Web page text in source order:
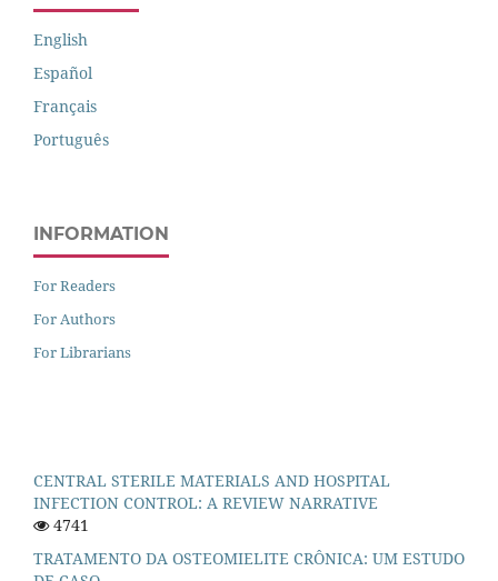
English
Español
Français
Português
INFORMATION
For Readers
For Authors
For Librarians
CENTRAL STERILE MATERIALS AND HOSPITAL
INFECTION CONTROL: A REVIEW NARRATIVE
4741
TRATAMENTO DA OSTEOMIELITE CRÔNICA: UM ESTUDO